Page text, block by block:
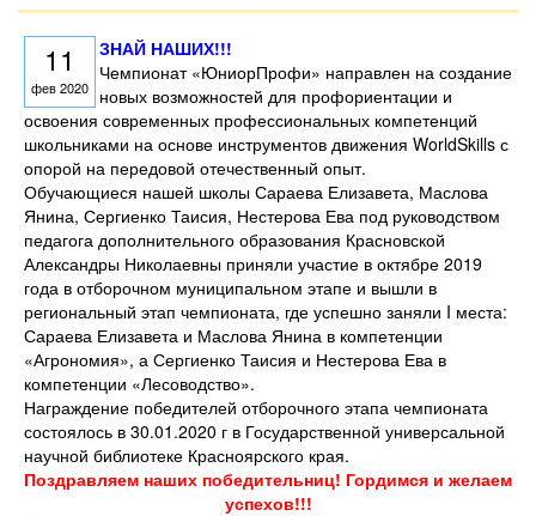
11
фев 2020
ЗНАЙ НАШИХ!!!
Чемпионат «ЮниорПрофи» направлен на создание
новых возможностей для профориентации и
освоения современных профессиональных компетенций
школьниками на основе инструментов движения WorldSkills с
опорой на передовой отечественный опыт.
Обучающиеся нашей школы Сараева Елизавета, Маслова
Янина, Сергиенко Таисия, Нестерова Ева под руководством
педагога дополнительного образования Красновской
Александры Николаевны приняли участие в октябре 2019
года в отборочном муниципальном этапе и вышли в
региональный этап чемпионата, где успешно заняли I места:
Сараева Елизавета и Маслова Янина в компетенции
«Агрономия», а Сергиенко Таисия и Нестерова Ева в
компетенции «Лесоводство».
Награждение победителей отборочного этапа чемпионата
состоялось в 30.01.2020 г в Государственной универсальной
научной библиотеке Красноярского края.
Поздравляем наших победительниц! Гордимся и желаем
успехов!!!